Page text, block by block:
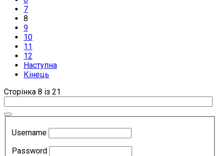
7
8
9
10
11
12
Наступна
Кінець
Сторінка 8 із 21
Username
Password